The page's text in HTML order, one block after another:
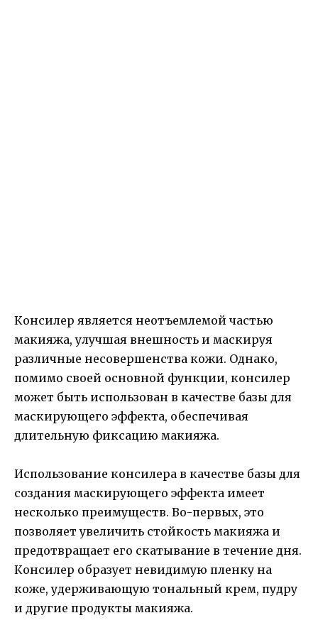
Консилер является неотъемлемой частью
макияжа, улучшая внешность и маскируя
различные несовершенства кожи. Однако,
помимо своей основной функции, консилер
может быть использован в качестве базы для
маскирующего эффекта, обеспечивая
длительную фиксацию макияжа.
Использование консилера в качестве базы для
создания маскирующего эффекта имеет
несколько преимуществ. Во-первых, это
позволяет увеличить стойкость макияжа и
предотвращает его скатывание в течение дня.
Консилер образует невидимую пленку на
коже, удерживающую тональный крем, пудру
и другие продукты макияжа.